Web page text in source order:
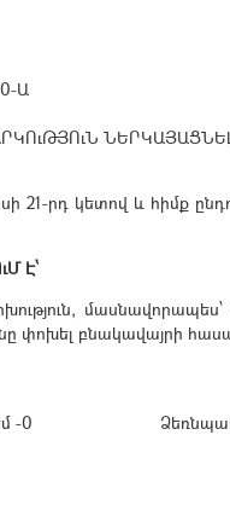
Ա
րդ կետով և հիմք
Է՝
փոխել բնակավայրի
-0